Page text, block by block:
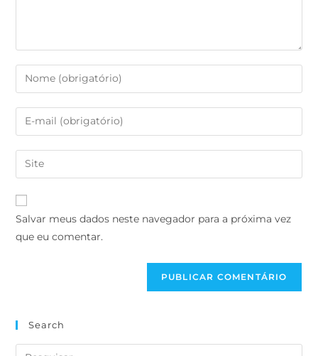
Salvar meus dados neste navegador para a próxima vez
que eu comentar.
Search